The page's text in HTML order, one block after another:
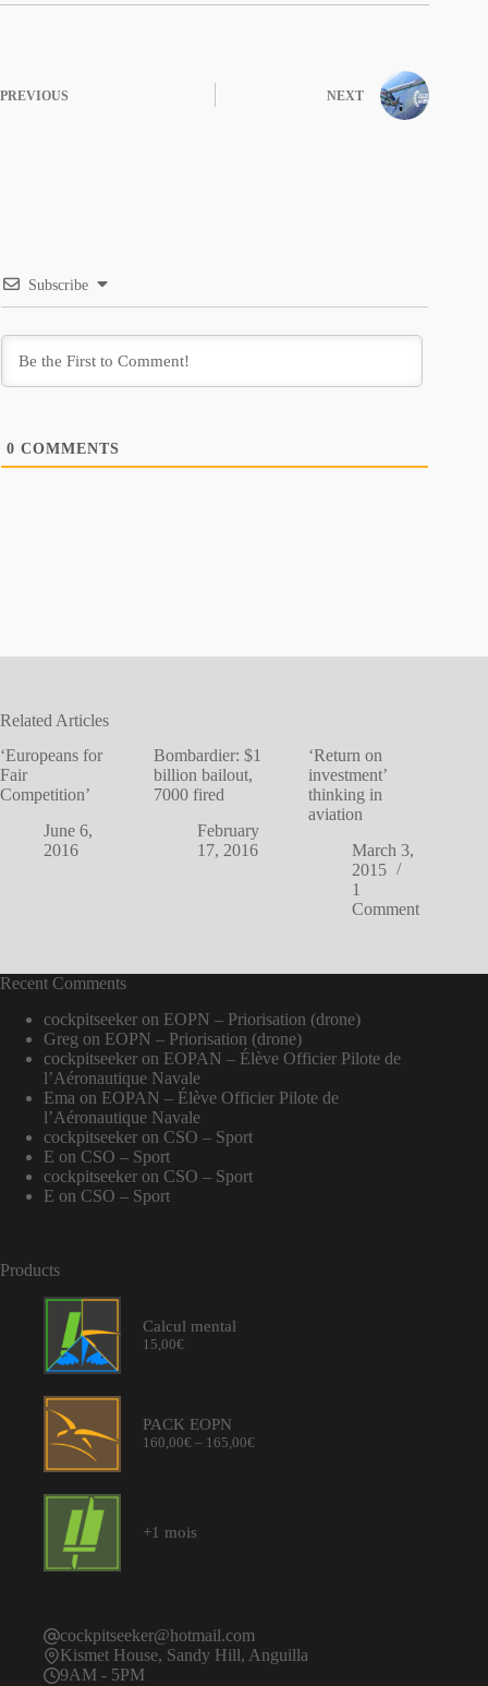
PREVIOUS NEXT
Subscribe
0 COMMENTS
Related Articles
‘Europeans for
Fair
Competition’
June 6,
2016
Bombardier: $1
billion bailout,
7000 fired
February
17, 2016
‘Return on
investment’
thinking in
aviation
March 3,
2015
1
Comment
Recent Comments
cockpitseeker on EOPN – Priorisation (drone)
Greg on EOPN – Priorisation (drone)
cockpitseeker on EOPAN – Élève Officier Pilote de
l’Aéronautique Navale
Ema on EOPAN – Élève Officier Pilote de
l’Aéronautique Navale
cockpitseeker on CSO – Sport
E on CSO – Sport
cockpitseeker on CSO – Sport
E on CSO – Sport
Products
Calcul mental
15,00€
PACK EOPN
160,00€ – 165,00€Price
+1 mois
cockpitseeker@hotmail.com
Kismet House, Sandy Hill, Anguilla
9AM - 5PM